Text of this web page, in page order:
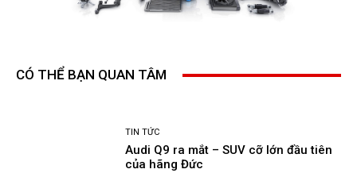
CÓ THỂ BẠN QUAN TÂM
TIN TỨC
Audi Q9 ra mắt – SUV cỡ lớn đầu tiên
của hãng Đức